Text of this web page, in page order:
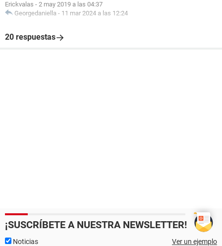
Erickvalas - 2 may 2019 a las 04:37
Georgedaniella - 11 mar 2024 a las 12:24
20 respuestas
¡SUSCRÍBETE A NUESTRA NEWSLETTER!
Noticias Ver un ejemplo